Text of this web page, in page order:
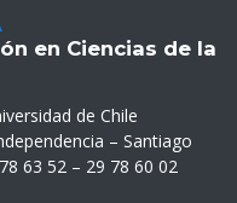
en Ciencias de la
de Chile
– Santiago
63 52 – 29 78 60 02